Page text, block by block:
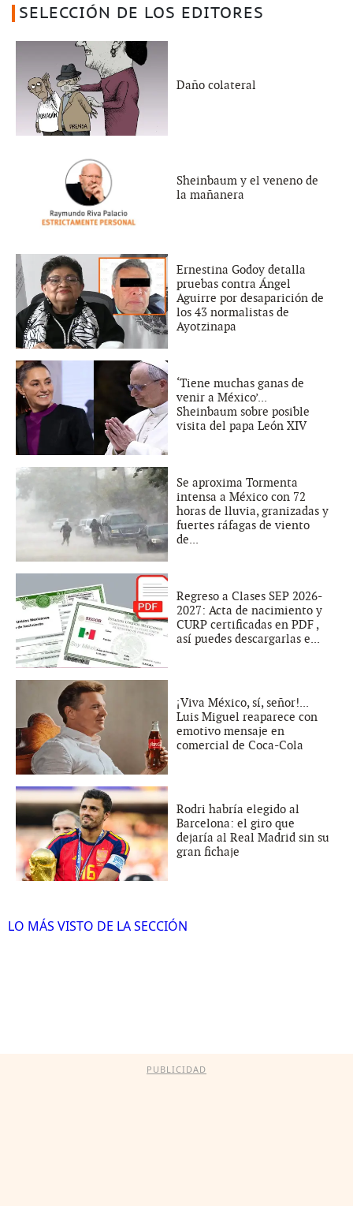
SELECCIÓN DE LOS EDITORES
Daño colateral
Sheinbaum y el veneno de
la mañanera
Ernestina Godoy detalla
pruebas contra Ángel
Aguirre por desaparición de
los 43 normalistas de
Ayotzinapa
‘Tiene muchas ganas de
venir a México’...
Sheinbaum sobre posible
visita del papa León XIV
Se aproxima Tormenta
intensa a México con 72
horas de lluvia, granizadas y
fuertes ráfagas de viento
de...
Regreso a Clases SEP 2026-
2027: Acta de nacimiento y
CURP certificadas en PDF ,
así puedes descargarlas e...
¡Viva México, sí, señor!...
Luis Miguel reaparece con
emotivo mensaje en
comercial de Coca-Cola
Rodri habría elegido al
Barcelona: el giro que
dejaría al Real Madrid sin su
gran fichaje
LO MÁS VISTO DE LA SECCIÓN
PUBLICIDAD